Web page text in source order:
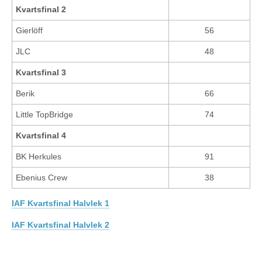
Kvartsfinal 2
Gierlöff 56
JLC 48
Kvartsfinal 3
Berik 66
Little TopBridge 74
Kvartsfinal 4
BK Herkules 91
Ebenius Crew 38
IAF Kvartsfinal Halvlek 1
IAF Kvartsfinal Halvlek 2